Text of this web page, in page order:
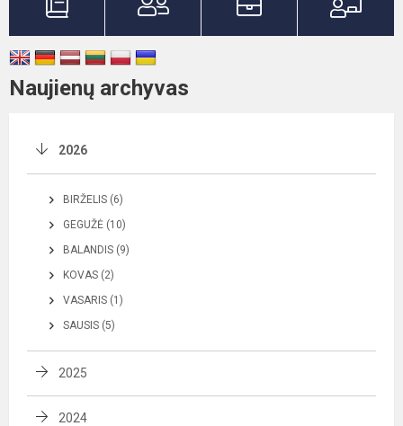
Naujienų archyvas
2026
BIRŽELIS (6)
GEGUŽĖ (10)
BALANDIS (9)
KOVAS (2)
VASARIS (1)
SAUSIS (5)
2025
2024